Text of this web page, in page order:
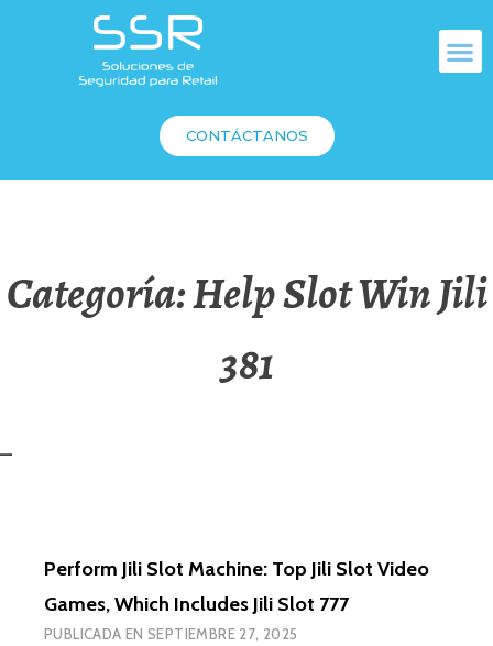
CONTÁCTANOS
Categoría:Help Slot Win Jili
381
–
Perform Jili Slot Machine: Top Jili Slot Video
Games, Which Includes Jili Slot 777
PUBLICADA ENSEPTIEMBRE 27, 2025